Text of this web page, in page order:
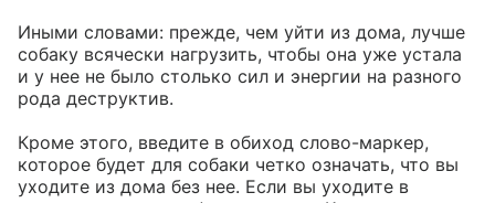
Иными словами: прежде, чем уйти из дома, лучше
собаку всячески нагрузить, чтобы она уже устала
и у нее не было столько сил и энергии на разного
рода деструктив.
Кроме этого, введите в обиход слово-маркер,
которое будет для собаки четко означать, что вы
уходите из дома без нее. Если вы уходите в